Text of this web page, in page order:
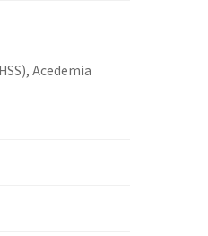
Acedemia